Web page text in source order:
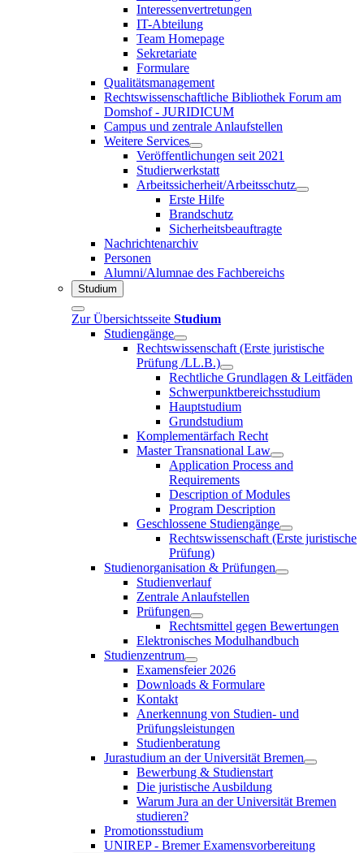
Interessenvertretungen
IT-Abteilung
Team Homepage
Sekretariate
Formulare
Qualitätsmanagement
Rechtswissenschaftliche Bibliothek Forum am
Domshof - JURIDICUM
Campus und zentrale Anlaufstellen
Weitere Services
Veröffentlichungen seit 2021
Studierwerkstatt
Arbeitssicherheit/Arbeitsschutz
Erste Hilfe
Brandschutz
Sicherheitsbeauftragte
Nachrichtenarchiv
Personen
Alumni/Alumnae des Fachbereichs
Studium
Zur Übersichtsseite Studium
Studiengänge
Rechtswissenschaft (Erste juristische
Prüfung /LL.B.)
Rechtliche Grundlagen & Leitfäden
Schwerpunktbereichsstudium
Hauptstudium
Grundstudium
Komplementärfach Recht
Master Transnational Law
Application Process and
Requirements
Description of Modules
Program Description
Geschlossene Studiengänge
Rechtswissenschaft (Erste juristische
Prüfung)
Studienorganisation & Prüfungen
Studienverlauf
Zentrale Anlaufstellen
Prüfungen
Rechtsmittel gegen Bewertungen
Elektronisches Modulhandbuch
Studienzentrum
Examensfeier 2026
Downloads & Formulare
Kontakt
Anerkennung von Studien- und
Prüfungsleistungen
Studienberatung
Jurastudium an der Universität Bremen
Bewerbung & Studienstart
Die juristische Ausbildung
Warum Jura an der Universität Bremen
studieren?
Promotionsstudium
UNIREP - Bremer Examensvorbereitung